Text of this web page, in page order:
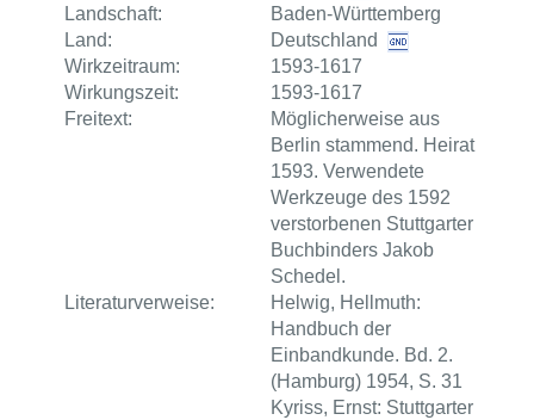
Landschaft:
Baden-Württemberg
Land:
Deutschland
Wirkzeitraum:
1593-1617
Wirkungszeit:
1593-1617
Freitext:
Möglicherweise aus
Berlin stammend. Heirat
1593. Verwendete
Werkzeuge des 1592
verstorbenen Stuttgarter
Buchbinders Jakob
Schedel.
Literaturverweise:
Helwig, Hellmuth:
Handbuch der
Einbandkunde. Bd. 2.
(Hamburg) 1954, S. 31
Kyriss, Ernst: Stuttgarter